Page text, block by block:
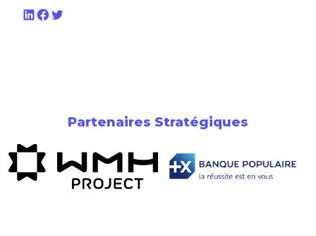
LinkedIn
Facebook
Twitter
Partenaires Stratégiques